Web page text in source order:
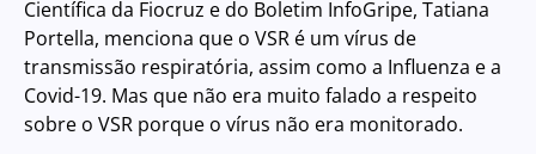
Científica da Fiocruz e do Boletim InfoGripe, Tatiana
Portella, menciona que o VSR é um vírus de
transmissão respiratória, assim como a Influenza e a
Covid-19. Mas que não era muito falado a respeito
sobre o VSR porque o vírus não era monitorado.